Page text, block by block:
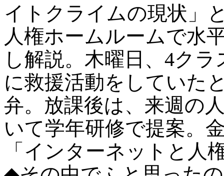
イトクライムの現状」
人権ホームルームで水
し解説。木曜日、4ク
に救援活動をしていた
弁。放課後は、来週の
いて学年研修で提案。
「インターネットと人